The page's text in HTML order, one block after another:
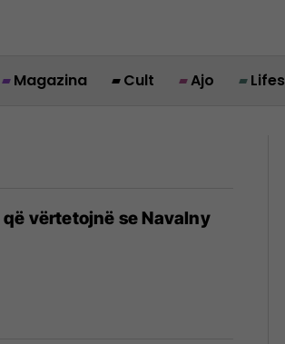
Magazina Cult Ajo
vërtetojnë se Navalny